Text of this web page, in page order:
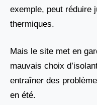
exemple, peut réduire
thermiques.
Mais le site met en
mauvais choix
entraîner des
en été.